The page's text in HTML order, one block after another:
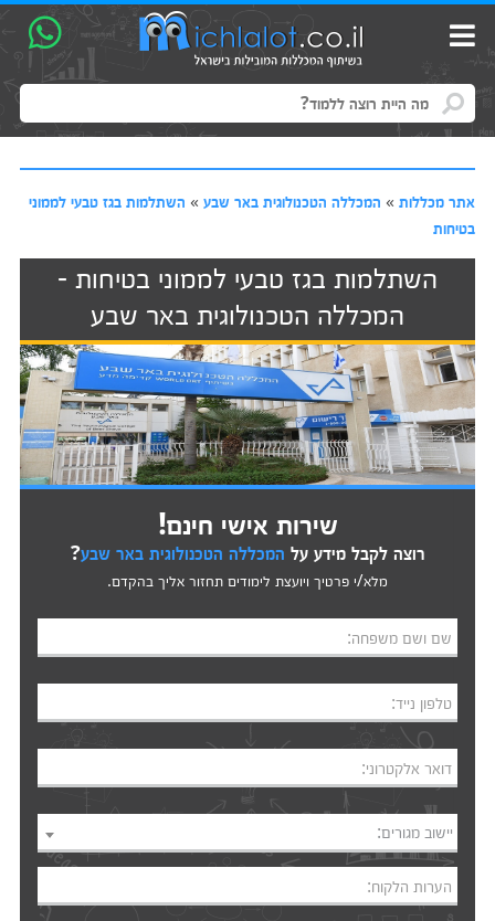
אתר מכללות» המכללה הטכנולוגית באר שבע» השתלמות בגז טבעי לממוני
בטיחות
השתלמות בגז טבעי לממוני בטיחות -
המכללה הטכנולוגית באר שבע
שירות אישי חינם!
רוצה לקבל מידע על המכללה הטכנולוגית באר שבע?
מלא/י פרטיך ויועצת לימודים תחזור אליך בהקדם.
שם ושם משפחה:
טלפון נייד:
דואר אלקטרוני:
יישוב מגורים:
הערות הלקוח: